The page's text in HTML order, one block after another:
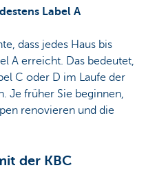
Label A
dass jedes Haus bis
A erreicht. Das bedeutet,
C oder D im Laufe der
Je früher Sie beginnen,
renovieren und die
der KBC